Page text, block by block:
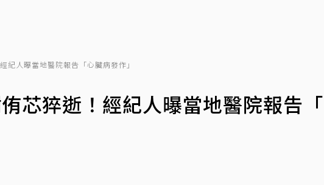
紀人曝當地醫院報告「心臟病發作」
芯猝逝！經紀人曝當地醫院報告